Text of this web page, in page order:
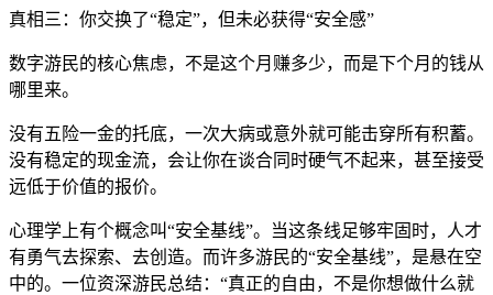
真相三：你交换了“稳定”，但未必获得“安全感”
数字游民的核心焦虑，不是这个月赚多少，而是下个月的钱从
哪里来。
没有五险一金的托底，一次大病或意外就可能击穿所有积蓄。
没有稳定的现金流，会让你在谈合同时硬气不起来，甚至接受
远低于价值的报价。
心理学上有个概念叫“安全基线”。当这条线足够牢固时，人才
有勇气去探索、去创造。而许多游民的“安全基线”，是悬在空
中的。一位资深游民总结：“真正的自由，不是你想做什么就